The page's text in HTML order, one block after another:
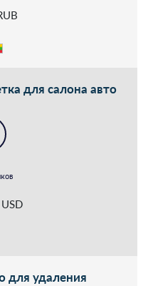
для салона авто
для удаления